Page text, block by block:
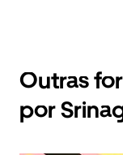
Outras
por